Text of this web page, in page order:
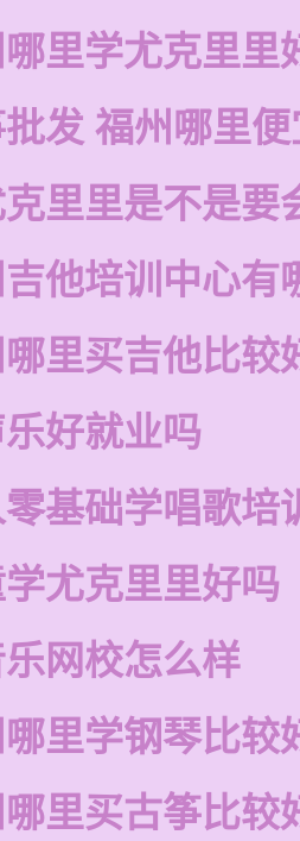
里学尤克里里
发 福州哪里
里里是不是要
他培训中心有
里买吉他比较
好就业吗
基础学唱歌培
尤克里里好吗
网校怎么样
里学钢琴比较
里买古筝比较